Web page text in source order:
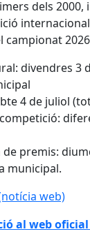
dels
divendres 3
4 de juliol
premis:
municipal.
web)
al web oficial